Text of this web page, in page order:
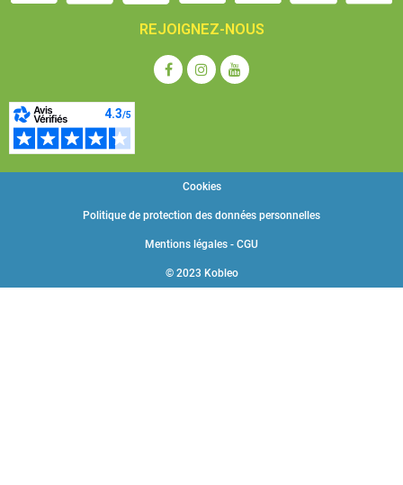
REJOIGNEZ-NOUS
© 2023 Kobleo
Mentions légales - CGU
Politique de protection des données personnelles
Cookies